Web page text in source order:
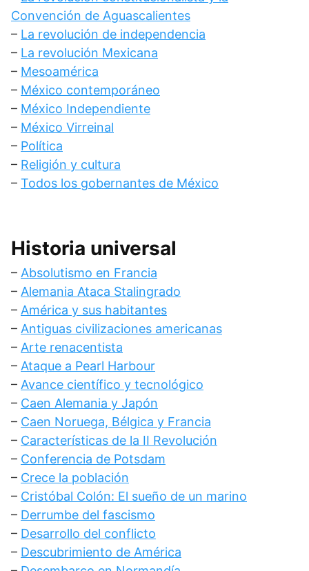
Convención de Aguascalientes
– La revolución de independencia
– La revolución Mexicana
– Mesoamérica
– México contemporáneo
– México Independiente
– México Virreinal
– Política
– Religión y cultura
– Todos los gobernantes de México
Historia universal
– Absolutismo en Francia
– Alemania Ataca Stalingrado
– América y sus habitantes
– Antiguas civilizaciones americanas
– Arte renacentista
– Ataque a Pearl Harbour
– Avance científico y tecnológico
– Caen Alemania y Japón
– Caen Noruega, Bélgica y Francia
– Características de la II Revolución
– Conferencia de Potsdam
– Crece la población
– Cristóbal Colón: El sueño de un marino
– Derrumbe del fascismo
– Desarrollo del conflicto
– Descubrimiento de América